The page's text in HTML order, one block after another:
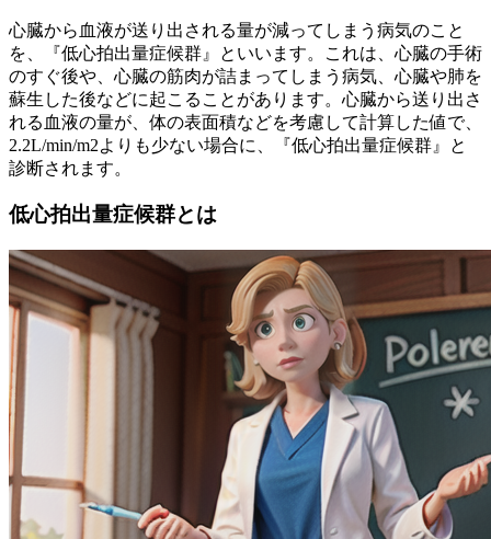
心臓から血液が送り出される量が減ってしまう病気のこと
を、『低心拍出量症候群』といいます。これは、心臓の手術
のすぐ後や、心臓の筋肉が詰まってしまう病気、心臓や肺を
蘇生した後などに起こることがあります。心臓から送り出さ
れる血液の量が、体の表面積などを考慮して計算した値で、
2.2L/min/m2よりも少ない場合に、『低心拍出量症候群』と
診断されます。
低心拍出量症候群とは